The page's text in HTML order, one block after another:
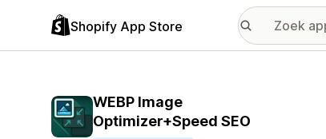
Shopify App Store
WEBP Image
Optimizer+Speed SEO